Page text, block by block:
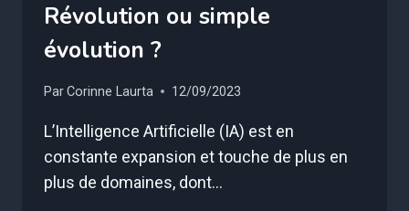
Révolution ou simple
évolution ?
ParCorinne Laurta 12/09/2023
L’Intelligence Artificielle (IA) est en
constante expansion et touche de plus en
plus de domaines, dont…